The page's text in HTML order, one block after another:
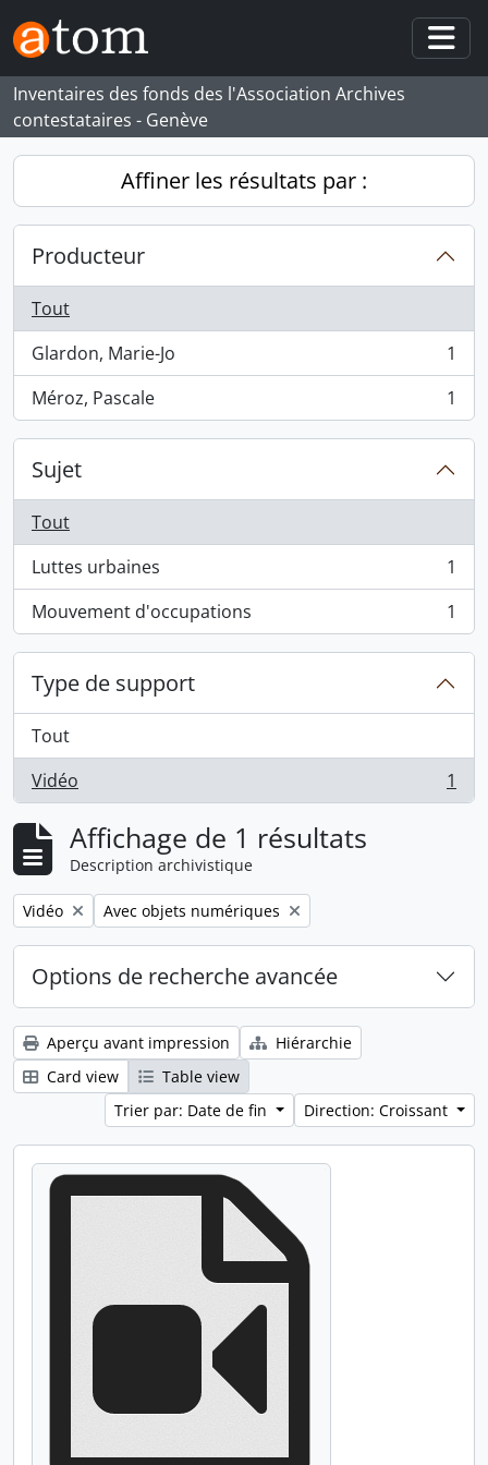
Skip to main content
Inventaires des fonds des l'Association Archives
contestataires - Genève
Affiner les résultats par :
Producteur
Tout
Glardon, Marie-Jo
, 1 résultats
1
Méroz, Pascale
, 1 résultats 1
Sujet
Tout
Luttes urbaines
, 1 résultats
1
Mouvement d'occupations
, 1 résultats 1
Type de support
Tout
Vidéo
, 1 résultats 1
Affichage de 1 résultats
Description archivistique
Remove filter:
Vidéo Remove filter:
Avec objets numériques
Options de recherche avancée
Aperçu avant impression
Hiérarchie
Card view
Table view
Trier par: Date de fin
Direction: Croissant